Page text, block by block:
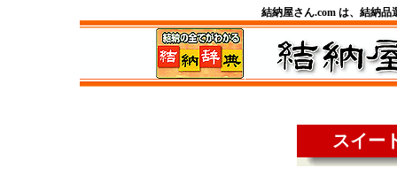
結納屋さん.com は、結納
スイー